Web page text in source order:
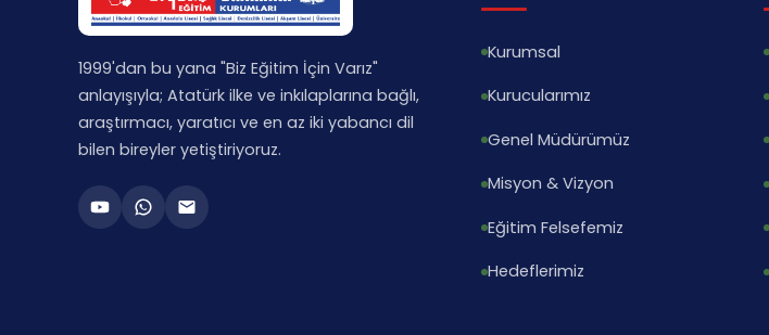
1999'dan bu yana "Biz Eğitim İçin Varız"
anlayışıyla; Atatürk ilke ve inkılaplarına bağlı,
araştırmacı, yaratıcı ve en az iki yabancı dil
bilen bireyler yetiştiriyoruz.
Kurumsal
Kurucularımız
Genel Müdürümüz
Misyon & Vizyon
Eğitim Felsefemiz
Hedeflerimiz